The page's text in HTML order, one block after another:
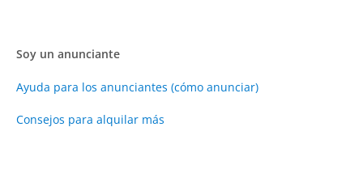
Soy un anunciante
Ayuda para los anunciantes (cómo anunciar)
Consejos para alquilar más